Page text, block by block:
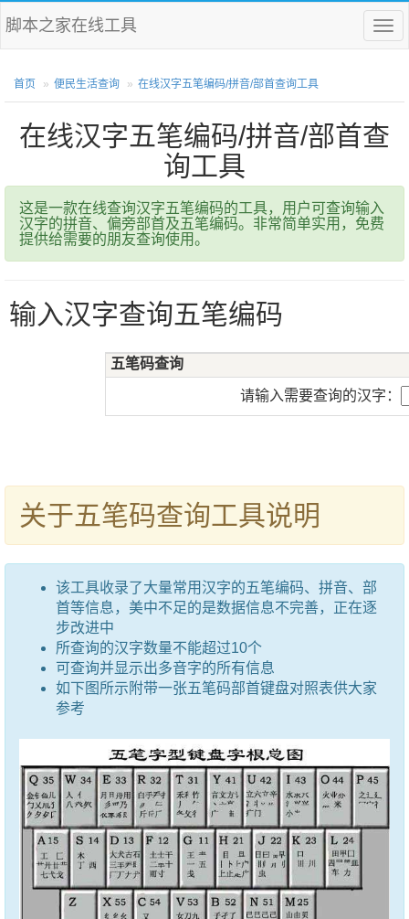
菜
单
脚本之家在线工具
首页 便民生活查询 在线汉字五笔编码/拼音/部首查询工具
在线汉字五笔编码/拼音/部首查
询工具
这是一款在线查询汉字五笔编码的工具，用户可查询输入
汉字的拼音、偏旁部首及五笔编码。非常简单实用，免费
提供给需要的朋友查询使用。
输入汉字查询五笔编码
五笔码查询
请输入需要查询的汉字：
关于五笔码查询工具说明
该工具收录了大量常用汉字的五笔编码、拼音、部
首等信息，美中不足的是数据信息不完善，正在逐
步改进中
所查询的汉字数量不能超过10个
可查询并显示出多音字的所有信息
如下图所示附带一张五笔码部首键盘对照表供大家
参考